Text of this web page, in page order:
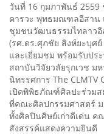
วันที่ 16 กุมภาพันธ์ 2559
คารวะ พุทธมณฑลอีสาน
ชุมชนวัฒนธรรมไทลาวอี
(รศ.ดร.ศุภชัย สิงห์ยะบุศ
และเยี่ยมชม พร้อมรับป
สถาบันวิจัยวลัยรุกเวช ม
นิทรรศการ The CLMTV
เปิดพิพิธภัณฑ์ศิลปะร่วมส
ที่คณะศิลปกรรมศาสตร์
ทั้งศิลปินศิษย์เก่าดีเด่น ค
สังสรรค์แสดงความยินดี